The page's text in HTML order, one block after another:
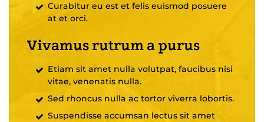
Curabitur eu est et felis euismod posuere
at et orci.
Vivamus rutrum a purus
Etiam sit amet nulla volutpat, faucibus nisi
vitae, venenatis nulla.
Sed rhoncus nulla ac tortor viverra lobortis.
Suspendisse accumsan lectus sit amet